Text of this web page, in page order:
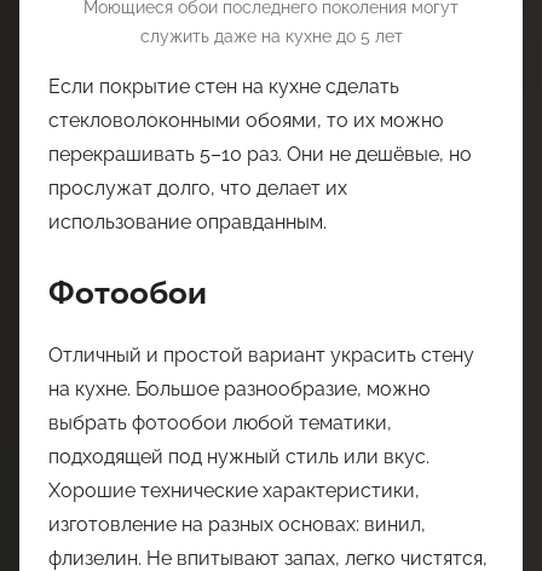
Моющиеся обои последнего поколения могут
служить даже на кухне до 5 лет
Если покрытие стен на кухне сделать
стекловолоконными обоями, то их можно
перекрашивать 5–10 раз. Они не дешёвые, но
прослужат долго, что делает их
использование оправданным.
Фотообои
Отличный и простой вариант украсить стену
на кухне. Большое разнообразие, можно
выбрать фотообои любой тематики,
подходящей под нужный стиль или вкус.
Хорошие технические характеристики,
изготовление на разных основах: винил,
флизелин. Не впитывают запах, легко чистятся,